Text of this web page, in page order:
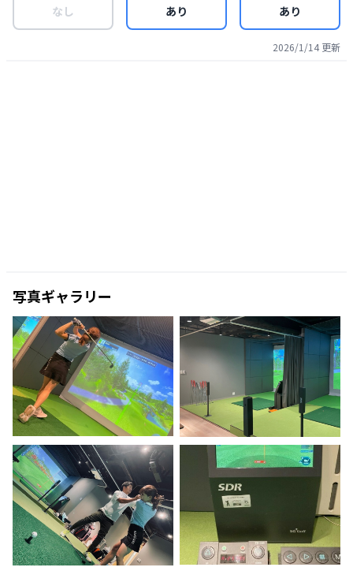
なし あり あり
2026/1/14 更新
写真ギャラリー